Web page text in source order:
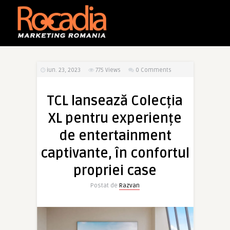
iun. 23, 2023 775 Views 0 Comments
TCL lansează Colecția
XL pentru experiențe
de entertainment
captivante, în confortul
propriei case
Postat de Razvan